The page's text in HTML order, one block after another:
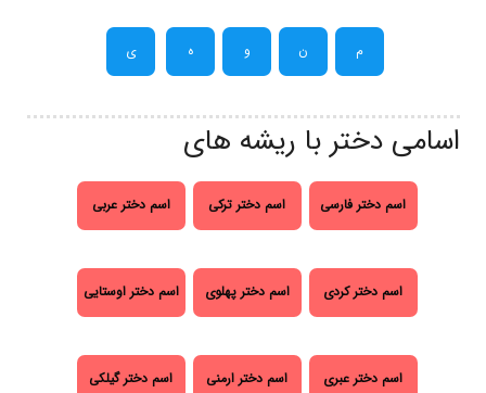
م ن و ه ی
اسامی دختر با ریشه های
اسم دختر فارسی اسم دختر ترکی اسم دختر عربی
اسم دختر کردی اسم دختر پهلوی اسم دختر اوستایی
اسم دختر عبری اسم دختر ارمنی اسم دختر گیلکی